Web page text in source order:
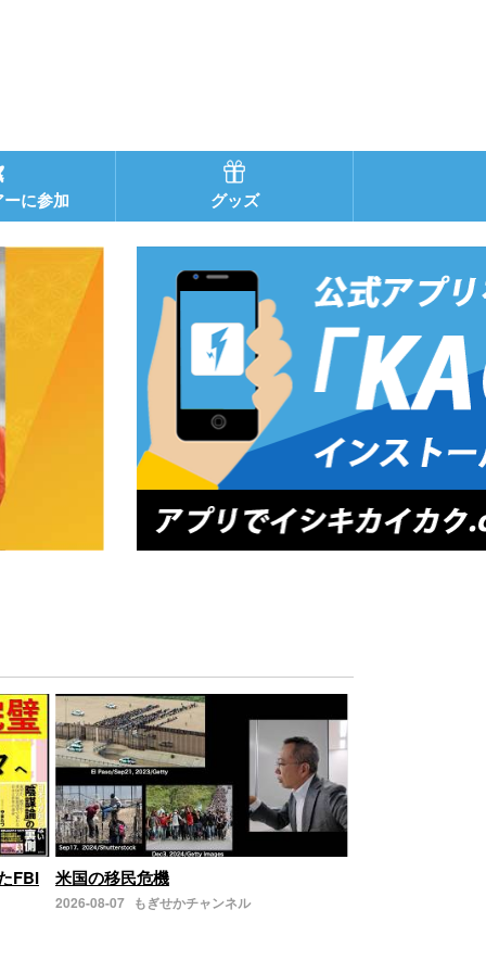
に参加 グッズ
FBI 米国の移民危機
2026-08-07 もぎせかチャンネル